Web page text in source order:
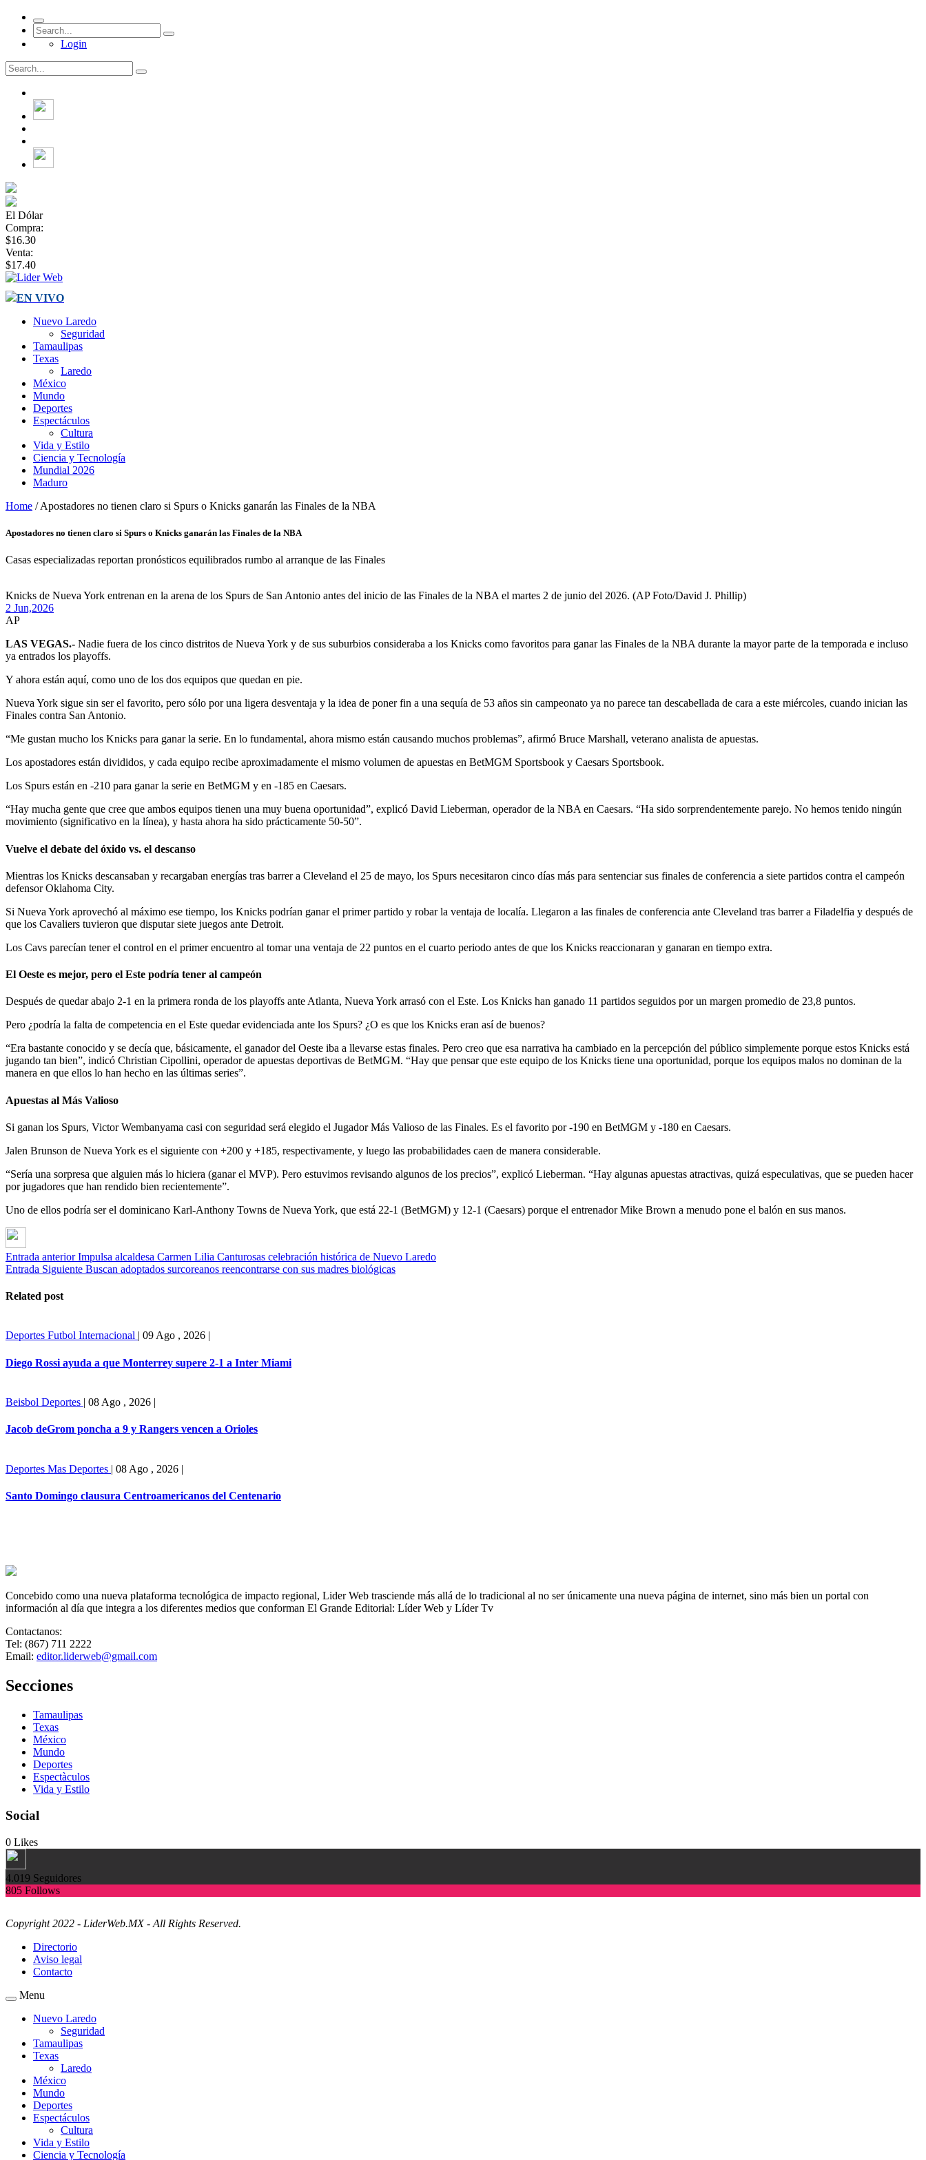
Login
El Dólar
Compra:
$16.30
Venta:
$17.40
EN VIVO
Nuevo Laredo
Seguridad
Tamaulipas
Texas
Laredo
México
Mundo
Deportes
Espectáculos
Cultura
Vida y Estilo
Ciencia y Tecnología
Mundial 2026
Maduro
Home / Apostadores no tienen claro si Spurs o Knicks ganarán las Finales de la NBA
Apostadores no tienen claro si Spurs o Knicks ganarán las Finales de la NBA
Casas especializadas reportan pronósticos equilibrados rumbo al arranque de las Finales
Knicks de Nueva York entrenan en la arena de los Spurs de San Antonio antes del inicio de las Finales de la NBA el martes 2 de junio del 2026. (AP Foto/David J. Phillip)
2 Jun,2026
AP
LAS VEGAS.- Nadie fuera de los cinco distritos de Nueva York y de sus suburbios consideraba a los Knicks como favoritos para ganar las Finales de la NBA durante la mayor parte de la temporada e incluso
ya entrados los playoffs.
Y ahora están aquí, como uno de los dos equipos que quedan en pie.
Nueva York sigue sin ser el favorito, pero sólo por una ligera desventaja y la idea de poner fin a una sequía de 53 años sin campeonato ya no parece tan descabellada de cara a este miércoles, cuando inician las
Finales contra San Antonio.
“Me gustan mucho los Knicks para ganar la serie. En lo fundamental, ahora mismo están causando muchos problemas”, afirmó Bruce Marshall, veterano analista de apuestas.
Los apostadores están divididos, y cada equipo recibe aproximadamente el mismo volumen de apuestas en BetMGM Sportsbook y Caesars Sportsbook.
Los Spurs están en -210 para ganar la serie en BetMGM y en -185 en Caesars.
“Hay mucha gente que cree que ambos equipos tienen una muy buena oportunidad”, explicó David Lieberman, operador de la NBA en Caesars. “Ha sido sorprendentemente parejo. No hemos tenido ningún
movimiento (significativo en la línea), y hasta ahora ha sido prácticamente 50-50”.
Vuelve el debate del óxido vs. el descanso
Mientras los Knicks descansaban y recargaban energías tras barrer a Cleveland el 25 de mayo, los Spurs necesitaron cinco días más para sentenciar sus finales de conferencia a siete partidos contra el campeón
defensor Oklahoma City.
Si Nueva York aprovechó al máximo ese tiempo, los Knicks podrían ganar el primer partido y robar la ventaja de localía. Llegaron a las finales de conferencia ante Cleveland tras barrer a Filadelfia y después de
que los Cavaliers tuvieron que disputar siete juegos ante Detroit.
Los Cavs parecían tener el control en el primer encuentro al tomar una ventaja de 22 puntos en el cuarto periodo antes de que los Knicks reaccionaran y ganaran en tiempo extra.
El Oeste es mejor, pero el Este podría tener al campeón
Después de quedar abajo 2-1 en la primera ronda de los playoffs ante Atlanta, Nueva York arrasó con el Este. Los Knicks han ganado 11 partidos seguidos por un margen promedio de 23,8 puntos.
Pero ¿podría la falta de competencia en el Este quedar evidenciada ante los Spurs? ¿O es que los Knicks eran así de buenos?
“Era bastante conocido y se decía que, básicamente, el ganador del Oeste iba a llevarse estas finales. Pero creo que esa narrativa ha cambiado en la percepción del público simplemente porque estos Knicks está
jugando tan bien”, indicó Christian Cipollini, operador de apuestas deportivas de BetMGM. “Hay que pensar que este equipo de los Knicks tiene una oportunidad, porque los equipos malos no dominan de la
manera en que ellos lo han hecho en las últimas series”.
Apuestas al Más Valioso
Si ganan los Spurs, Victor Wembanyama casi con seguridad será elegido el Jugador Más Valioso de las Finales. Es el favorito por -190 en BetMGM y -180 en Caesars.
Jalen Brunson de Nueva York es el siguiente con +200 y +185, respectivamente, y luego las probabilidades caen de manera considerable.
“Sería una sorpresa que alguien más lo hiciera (ganar el MVP). Pero estuvimos revisando algunos de los precios”, explicó Lieberman. “Hay algunas apuestas atractivas, quizá especulativas, que se pueden hacer
por jugadores que han rendido bien recientemente”.
Uno de ellos podría ser el dominicano Karl-Anthony Towns de Nueva York, que está 22-1 (BetMGM) y 12-1 (Caesars) porque el entrenador Mike Brown a menudo pone el balón en sus manos.
Entrada anterior Impulsa alcaldesa Carmen Lilia Canturosas celebración histórica de Nuevo Laredo
Entrada Siguiente Buscan adoptados surcoreanos reencontrarse con sus madres biológicas
Related post
Deportes Futbol Internacional 09 Ago , 2026
Diego Rossi ayuda a que Monterrey supere 2-1 a Inter Miami
Beisbol Deportes | 08 Ago , 2026 |
Jacob deGrom poncha a 9 y Rangers vencen a Orioles
Deportes Mas Deportes | 08 Ago , 2026 |
Santo Domingo clausura Centroamericanos del Centenario
Concebido como una nueva plataforma tecnológica de impacto regional, Lider Web trasciende más allá de lo tradicional al no ser únicamente una nueva página de internet, sino más bien un portal con
información al día que integra a los diferentes medios que conforman El Grande Editorial: Líder Web y Líder Tv
Contactanos:
Tel: (867) 711 2222
Email: editor.liderweb@gmail.com
Secciones
Tamaulipas
Texas
México
Mundo
Deportes
Espectàculos
Vida y Estilo
Social
0 Likes
4.019 Seguidores
805 Follows
Copyright 2022 - LiderWeb.MX - All Rights Reserved.
Directorio
Aviso legal
Contacto
Menu
Nuevo Laredo
Seguridad
Tamaulipas
Texas
Laredo
México
Mundo
Deportes
Espectáculos
Cultura
Vida y Estilo
Ciencia y Tecnología